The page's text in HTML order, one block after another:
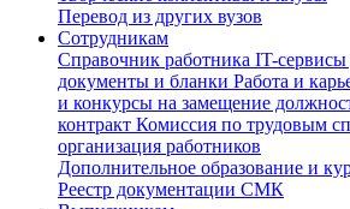
Перевод из других вузов
Сотрудникам
Cправочник работника IT-
документы и бланки Работа и
и конкурсы на замещение
контракт Комиссия по трудовым
организация работников
Дополнительное образование и
Реестр документации СМК